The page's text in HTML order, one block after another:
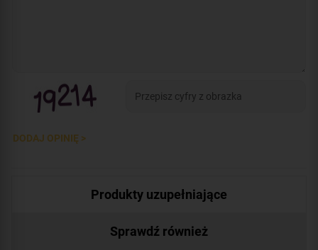
DODAJ OPINIĘ >
Produkty uzupełniające
Sprawdź również